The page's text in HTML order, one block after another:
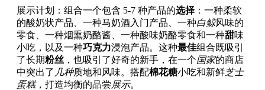
展示计划：组合一个包含 5-7 种产品的选择 ：一种柔软
的酸奶状产品、一种马奶酒入门产品、一种白鲸风味的
零食、一种烟熏奶酪酱、一种酸味奶酪零食和一种甜味
小吃，以及一种巧克力浸泡产品。这种最佳组合既吸引
了长期粉丝 ，也吸引了好奇的新手，在一个国家的商店
中突出了 几种质地和风味。搭配棉花糖小吃和新鲜芝士
蛋糕，打造均衡的品尝展示。